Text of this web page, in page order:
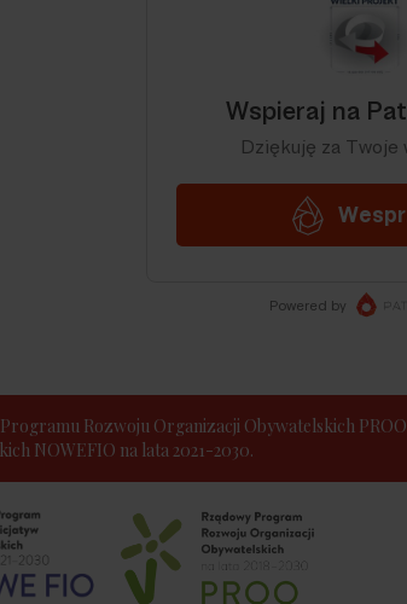
Rozwoju Organizacji Obywatelskich PROO
NOWEFIO na lata 2021-2030.